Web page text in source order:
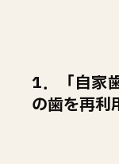
1．「自家
の歯を再利